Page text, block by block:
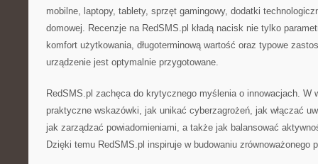
mobilne, laptopy, tablety, sprzęt gamingowy, dodatki
domowej. Recenzje na RedSMS.pl kładą nacisk nie tylko
komfort użytkowania, długoterminową wartość oraz typowe
urządzenie jest optymalnie przygotowane.
RedSMS.pl zachęca do krytycznego myślenia o innowacjach. W
praktyczne wskazówki, jak unikać cyberzagrożeń, jak włączać
jak zarządzać powiadomieniami, a także jak balansować
Dzięki temu RedSMS.pl inspiruje w budowaniu zrównoważonego